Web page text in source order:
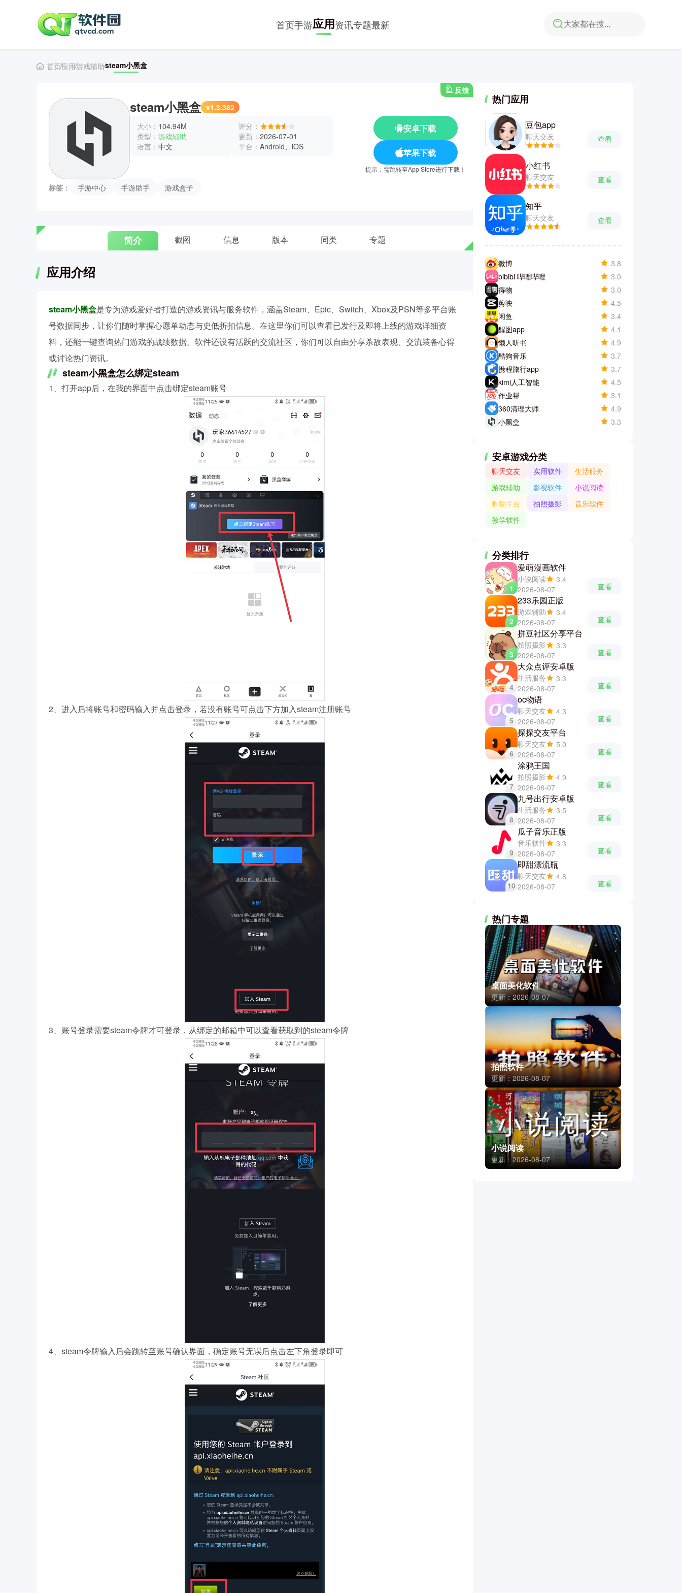
首页手游应用资讯专题最新
首页应用游戏辅助steam小黑盒
反馈
steam小黑盒 v1.3.382
大小： 104.94M
类型： 游戏辅助
语言： 中文
评分：
更新： 2026-07-01
平台： Android、iOS
安卓下载
苹果下载
提示：需跳转至App Store进行下载！
标签： 手游中心 手游助手 游戏盒子
简介 截图 信息 版本 同类 专题
应用介绍
steam小黑盒是专为游戏爱好者打造的游戏资讯与服务软件，涵盖Steam、Epic、Switch、Xbox及PSN等多平台账
号数据同步，让你们随时掌握心愿单动态与史低折扣信息。在这里你们可以查看已发行及即将上线的游戏详细资
料，还能一键查询热门游戏的战绩数据。软件还设有活跃的交流社区，你们可以自由分享杀敌表现、交流装备心得
或讨论热门资讯。
steam小黑盒怎么绑定steam
1、打开app后，在我的界面中点击绑定steam账号
2、进入后将账号和密码输入并点击登录，若没有账号可点击下方加入steam注册账号
3、账号登录需要steam令牌才可登录，从绑定的邮箱中可以查看获取到的steam令牌
4、steam令牌输入后会跳转至账号确认界面，确定账号无误后点击左下角登录即可
热门应用
豆包app
聊天交友 查看
小红书
聊天交友 查看
知乎
聊天交友 查看
微博
3.8
bibibi 哔哩哔哩
3.0
得物
3.0
剪映
4.5
闲鱼
3.4
醒图app
4.1
懒人听书
4.9
酷狗音乐
3.7
携程旅行app
3.7
kimi人工智能
4.5
作业帮
3.1
360清理大师
4.9
小黑盒
3.3
安卓游戏分类
聊天交友 实用软件
生活服务
游戏辅助
影视软件
小说阅读
购物平台
拍照摄影
音乐软件
教学软件
分类排行
1
爱萌漫画软件
小说阅读
3.4
2026-08-07
查看
2
233乐园正版
游戏辅助
3.4
2026-08-07
查看
3
拼豆社区分享平台
拍照摄影
3.3
2026-08-07
查看
4
大众点评安卓版
生活服务
3.3
2026-08-07
查看
5
oc物语
聊天交友
4.3
2026-08-07
查看
6
探探交友平台
聊天交友
5.0
2026-08-07
查看
7
涂鸦王国
拍照摄影
4.9
2026-08-07
查看
8
九号出行安卓版
生活服务
3.5
2026-08-07
查看
9
瓜子音乐正版
音乐软件
3.3
2026-08-07
查看
10
即甜漂流瓶
聊天交友
4.8
2026-08-07
查看
热门专题
桌面美化软件
更新：2026-08-07
拍照软件
更新：2026-08-07
小说阅读
更新：2026-08-07